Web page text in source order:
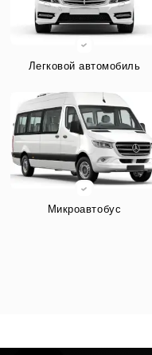
Легковой автомобиль
Микроавтобус